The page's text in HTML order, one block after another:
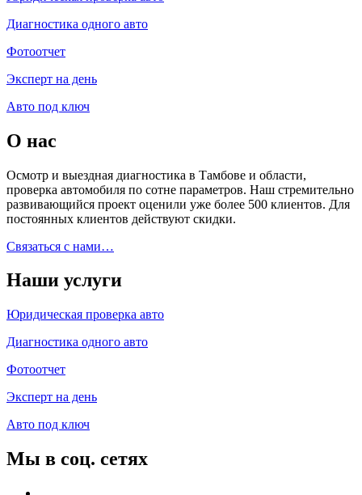
Диагностика одного авто
Фотоотчет
Эксперт на день
Авто под ключ
О нас
Осмотр и выездная диагностика в Тамбове и области,
проверка автомобиля по сотне параметров. Наш стремительно
развивающийся проект оценили уже более 500 клиентов. Для
постоянных клиентов действуют скидки.
Связаться с нами…
Наши услуги
Юридическая проверка авто
Диагностика одного авто
Фотоотчет
Эксперт на день
Авто под ключ
Мы в соц. сетях